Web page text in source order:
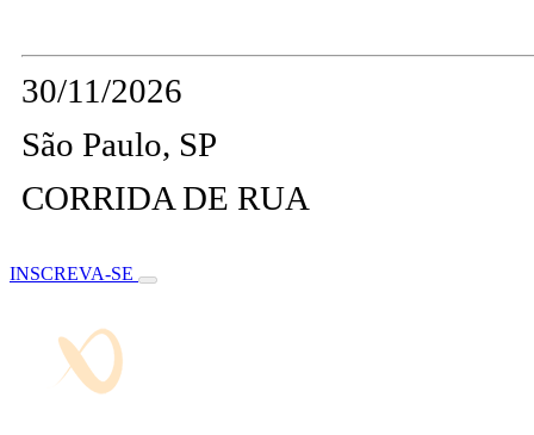
30/11/2026
São Paulo, SP
CORRIDA DE RUA
INSCREVA-SE